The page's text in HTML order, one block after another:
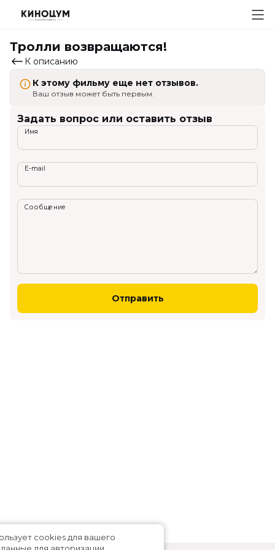
Тролли возвращаются!
К описанию
К этому фильму еще нет отзывов.
Ваш отзыв может быть первым.
Задать вопрос или оставить отзыв
Имя
E-mail
Сообщение
Отправить
использует cookies для вашего